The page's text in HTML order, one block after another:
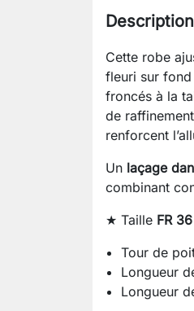
Description
Cette robe
fleuri sur
froncés à la
de
renforcent
Un laçage
combinant
★ Taille FR 36
Tour de
Longueur
Longueur